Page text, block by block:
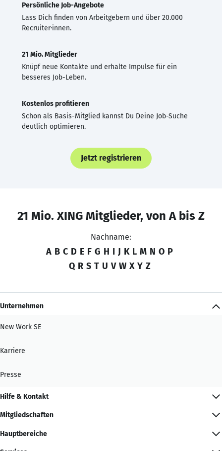
Persönliche Job-Angebote
Lass Dich finden von Arbeitgebern und über 20.000
Recruiter·innen.
21 Mio. Mitglieder
Knüpf neue Kontakte und erhalte Impulse für ein
besseres Job-Leben.
Kostenlos profitieren
Schon als Basis-Mitglied kannst Du Deine Job-Suche
deutlich optimieren.
Jetzt registrieren
21 Mio. XING Mitglieder, von A bis Z
Nachname:
A B C D E F G H I J K L M N O P
Q R S T U V W X Y Z
Unternehmen
New Work SE
Karriere
Presse
Hilfe & Kontakt
Mitgliedschaften
Hauptbereiche